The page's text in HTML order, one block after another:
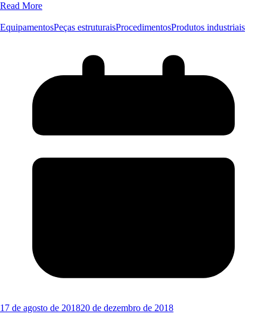
Read More
EquipamentosPeças estruturaisProcedimentosProdutos industriais
17 de agosto de 201820 de dezembro de 2018